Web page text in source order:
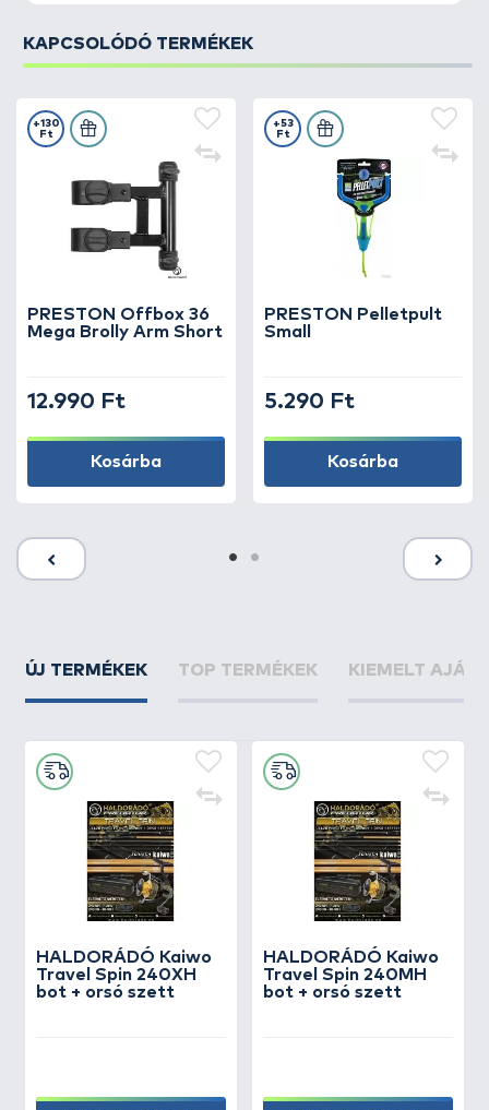
KAPCSOLÓDÓ TERMÉKEK
PRESTON Offbox 36
Mega Brolly Arm Short
+130
Ft
12.990 Ft
Kosárba
PRESTON Pelletpult
Small
+53
Ft
5.290 Ft
Kosárba
ÚJ TERMÉKEK TOP TERMÉKEK KIEMELT
HALDORÁDÓ Kaiwo
Travel Spin 240XH
bot + orsó szett
HALDORÁDÓ Kaiwo
Travel Spin 240MH
bot + orsó szett